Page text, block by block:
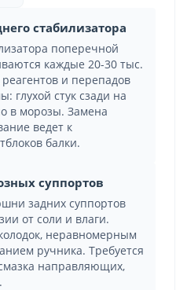
стабилизатора
поперечной
каждые 20-30 тыс.
и перепадов
глухой стук сзади на
в морозы. Замена
ведет к
балки.
суппортов
задних суппортов
от соли и влаги.
неравномерным
ручника. Требуется
направляющих,